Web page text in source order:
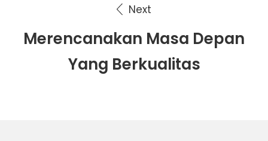
Next
Merencanakan Masa Depan
Yang Berkualitas